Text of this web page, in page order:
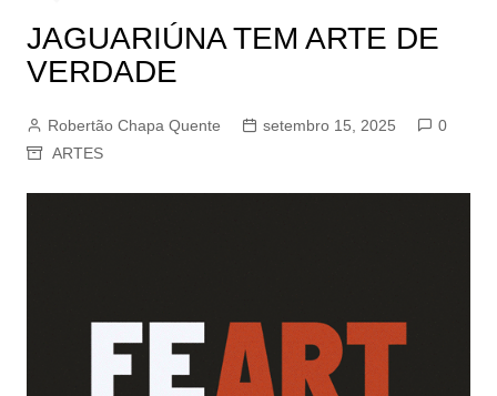
JAGUARIÚNA TEM ARTE DE
VERDADE
Robertão Chapa Quente setembro 15, 2025
0
ARTES